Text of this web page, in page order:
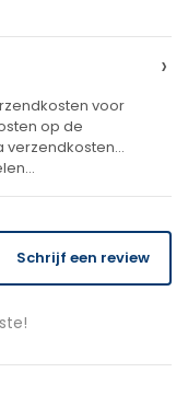
›
voor
op de
verzendkosten
Schrijf een review